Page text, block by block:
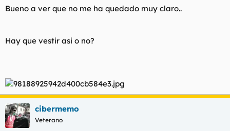
Bueno a ver que no me ha quedado muy claro..
Hay que vestir asi o no?
cibermemo
Veterano